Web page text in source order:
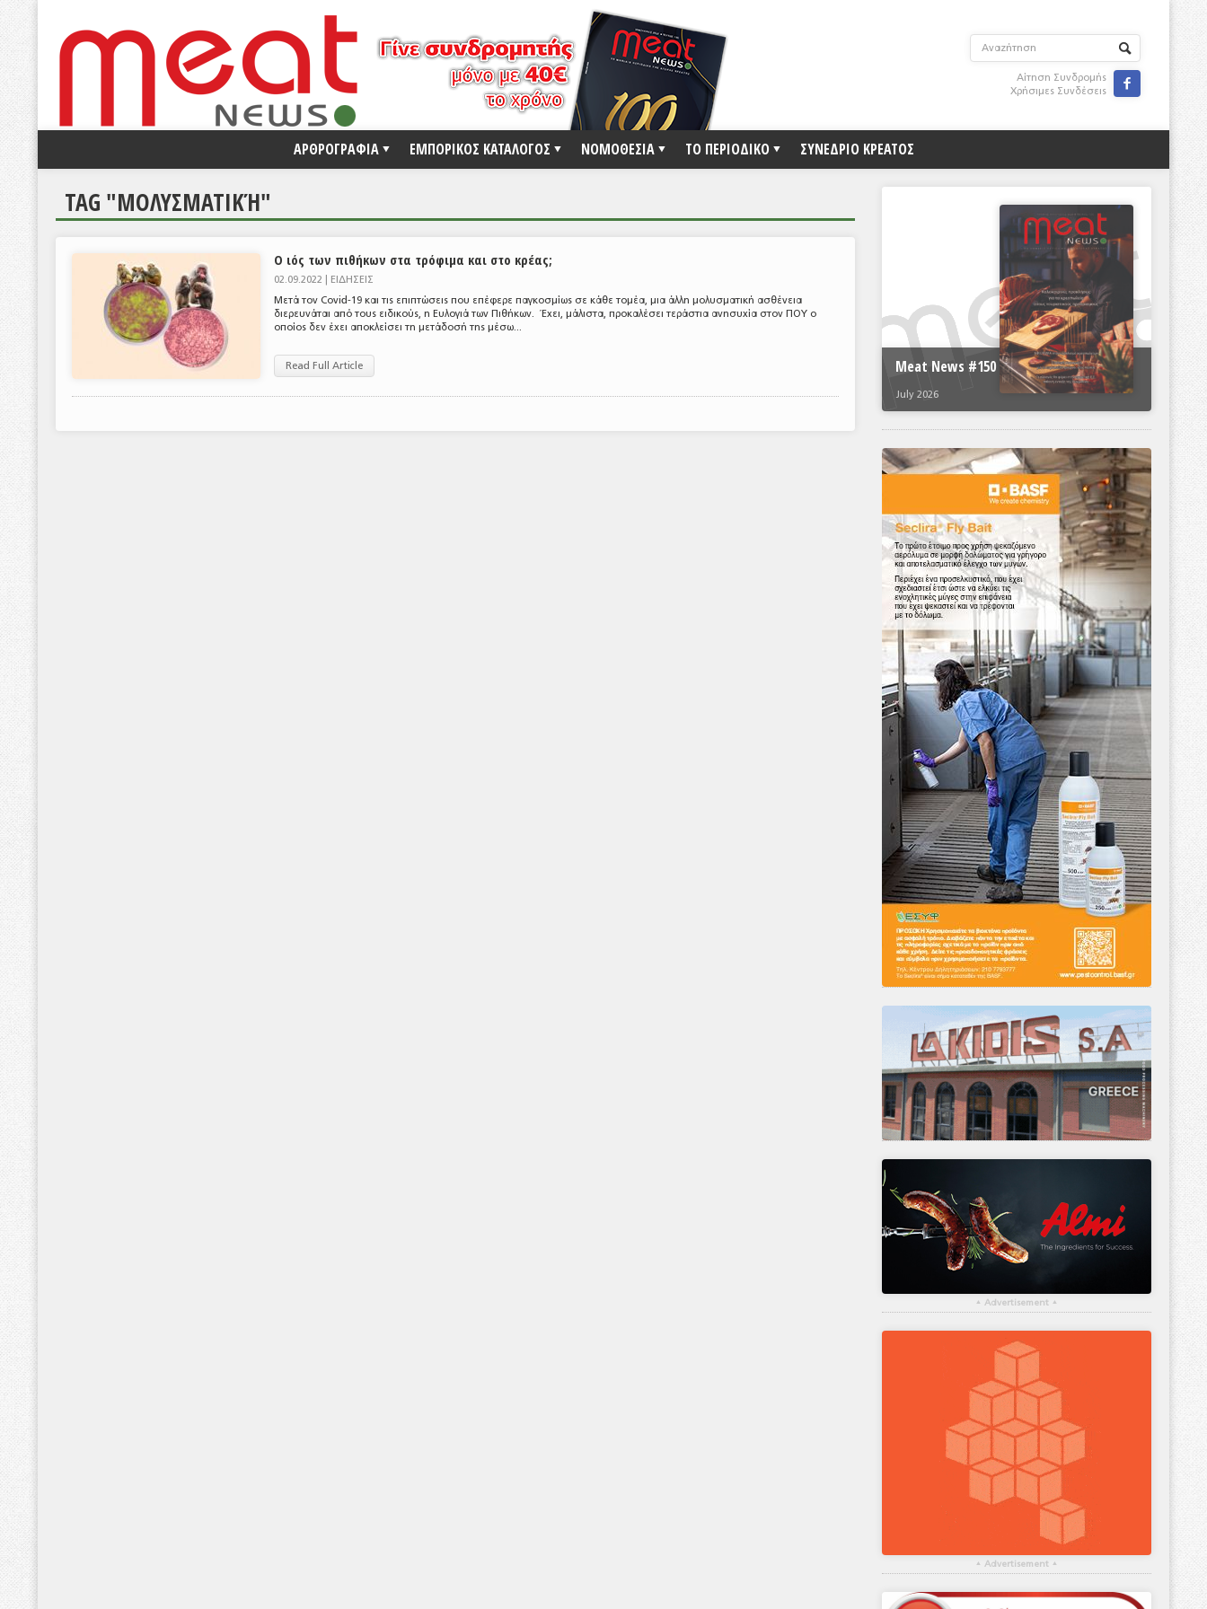
Αίτηση Συνδρομής
Χρήσιμες Συνδέσεις

ΑΡΘΡΟΓΡΑΦΙΑ ΕΜΠΟΡΙΚΟΣ ΚΑΤΑΛΟΓΟΣ ΝΟΜΟΘΕΣΙΑ ΤΟ ΠΕΡΙΟΔΙΚΟ ΣΥΝΕΔΡΙΟ ΚΡΕΑΤΟΣ
TAG "ΜΟΛΥΣΜΑΤΙΚΉ"
Ο ιός των πιθήκων στα τρόφιμα και στο κρέας;
02.09.2022 | ΕΙΔΗΣΕΙΣ
Μετά τον Covid-19 και τις επιπτώσεις που επέφερε παγκοσμίως σε κάθε τομέα, μια άλλη μολυσματική ασθένεια
διερευνάται από τους ειδικούς, η Ευλογιά των Πιθήκων. Έχει, μάλιστα, προκαλέσει τεράστια ανησυχία στον ΠΟΥ ο
οποίος δεν έχει αποκλείσει τη μετάδοσή της μέσω...
Read Full Article Meat News #150
July 2026
▴ Advertisement ▴
▴ Advertisement ▴